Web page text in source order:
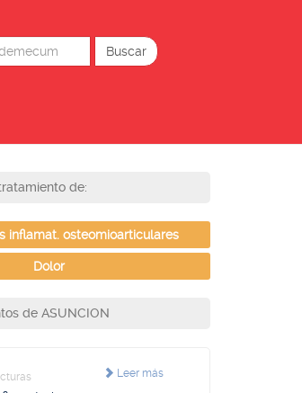
de:
inflamat. osteomioarticulares
Dolor
de ASUNCION
Leer más